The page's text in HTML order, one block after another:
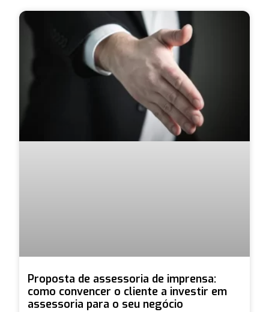
Proposta de assessoria de imprensa:
como convencer o cliente a investir em
assessoria para o seu negócio